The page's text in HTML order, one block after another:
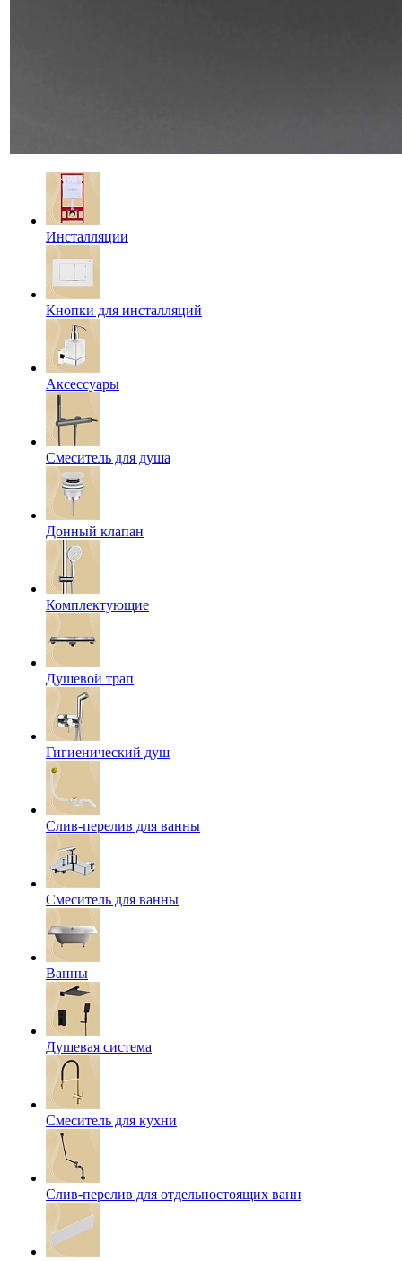
Инсталляции
Кнопки для инсталляций
Аксессуары
Смеситель для душа
Донный клапан
Комплектующие
Душевой трап
Гигиенический душ
Слив-перелив для ванны
Смеситель для ванны
Ванны
Душевая система
Смеситель для кухни
Слив-перелив для отдельностоящих ванн